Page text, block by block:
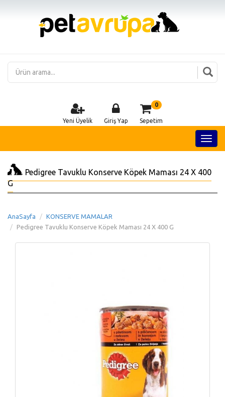
Yeni Üyelik Giriş Yap
0
Sepetim
Pedigree Tavuklu Konserve Köpek Maması 24 X 400
G
AnaSayfa
KONSERVE MAMALAR
Pedigree Tavuklu Konserve Köpek Maması 24 X 400 G